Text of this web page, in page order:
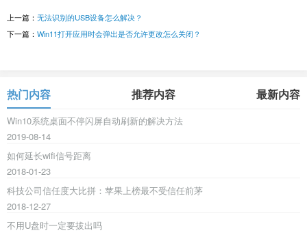
上一篇： 无法识别的USB设备怎么解决？
下一篇： Win11打开应用时会弹出是否允许更改怎么关闭？
热门内容 推荐内容 最新内容
Win10系统桌面不停闪屏自动刷新的解决方法
2019-08-14
如何延长wifi信号距离
2018-01-23
科技公司信任度大比拼：苹果上榜最不受信任前茅
2018-12-27
不用U盘时一定要拔出吗